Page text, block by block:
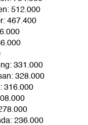
512.000
467.400
331.000
328.000
316.000
236.000